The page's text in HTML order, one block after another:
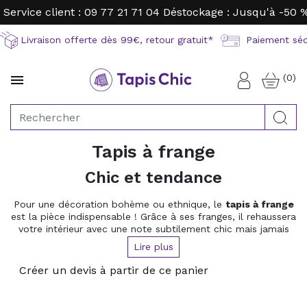
Service client : 09 77 21 71 04 Déstockage : Jusqu'à -50
Livraison offerte dès 99€, retour gratuit* Paiement
 Connexion
(0)
Tapis à frange
Chic et tendance
Pour une décoration bohème ou ethnique, le tapis à frange
est la pièce indispensable ! Grâce à ses franges, il rehaussera
votre intérieur avec une note subtilement chic mais jamais
En laine ou en matière synthétique, pour votre salon
ou votre chambre, nous avons sélectionné pour vous de
nombreux tapis à frange dans la tendance.
Lire plus
Créer un devis à partir de ce panier